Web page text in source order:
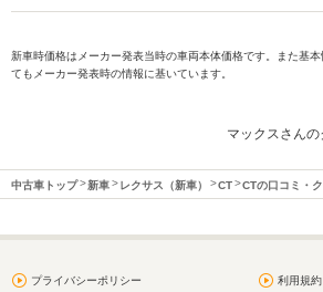
新車時価格はメーカー発表当時の車両本体価格です。また基
てもメーカー発表時の情報に基いています。
マックスさん
中古車トップ 新車 レクサス（新車） CT CTの口コミ・
プライバシーポリシー 利用規約